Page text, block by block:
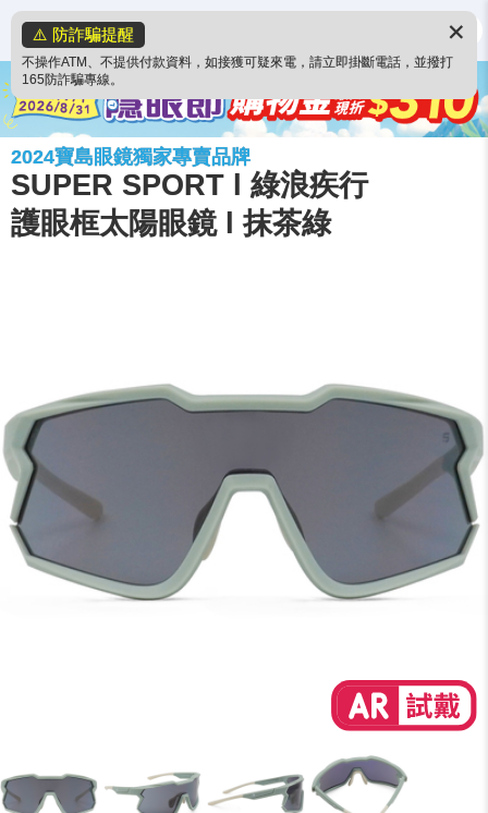
⚠️ 防詐騙提醒
不操作ATM、不提供付款資料，如接獲可疑來電，請立即掛斷電話，並撥打
165防詐騙專線。
✕
2024寶島眼鏡獨家專賣品牌
SUPER SPORT l 綠浪疾行
護眼框太陽眼鏡 l 抹茶綠